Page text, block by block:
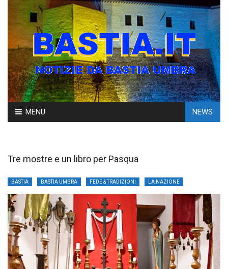
Skip
to
MENU NEWS
Tre mostre e un libro per Pasqua
BASTIA BASTIA UMBRA FEDE & TRADIZIONI LA NAZIONE